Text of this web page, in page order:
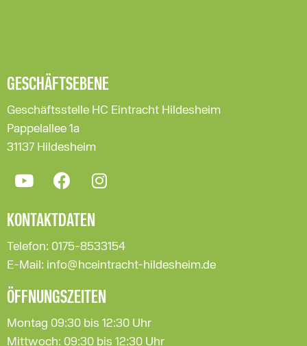
GESCHÄFTSEBENE
Geschäftsstelle HC Eintracht Hildesheim
Pappelallee 1a
31137 Hildesheim
KONTAKTDATEN
Telefon: 0175-8533154
E-Mail: info@hceintracht-hildesheim.de
ÖFFNUNGSZEITEN
Montag 09:30 bis 12:30 Uhr
Mittwoch: 09:30 bis 12:30 Uhr